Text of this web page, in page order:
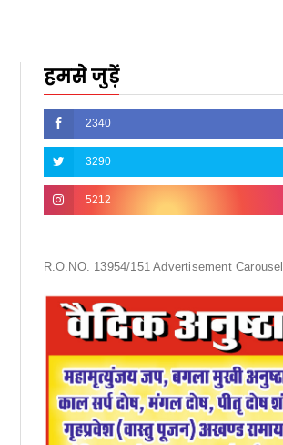
हमसे जुड़ें
2340
3290
5212
R.O.NO. 13954/151 Advertisement Carousel